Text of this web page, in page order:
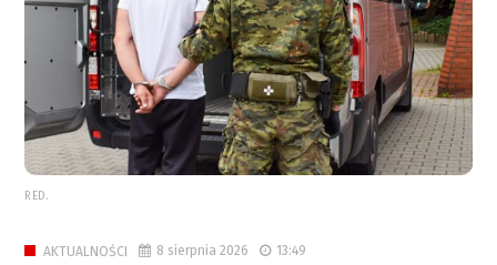
RED.
AKTUALNOŚCI 8 sierpnia 2026 13:49